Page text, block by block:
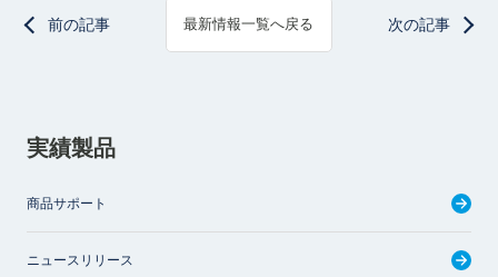
前の記事 最新情報一覧へ戻る 次の記事
実績製品
商品サポート
ニュースリリース